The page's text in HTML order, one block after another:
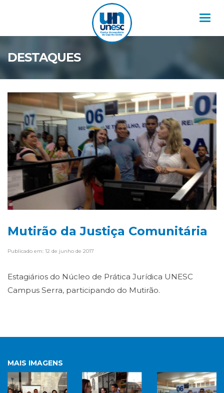
DESTAQUES
Mutirão da Justiça Comunitária
Publicado em: 12 de junho de 2017
Estagiários do Núcleo de Prática Jurídica UNESC
Campus Serra, participando do Mutirão.
MAIS IMAGENS